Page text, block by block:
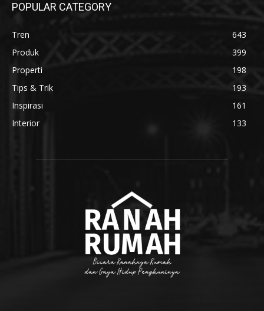
POPULAR CATEGORY
Tren
643
Produk
399
Properti
198
Tips & Trik
193
Inspirasi
161
Interior
133